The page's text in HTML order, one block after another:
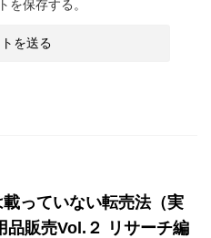
を保存する。
っていない転売法（実
品販売Vol.２ リサーチ編